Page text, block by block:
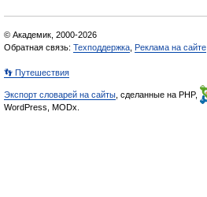
© Академик, 2000-2026
Обратная связь: Техподдержка Реклама на сайте
👣 Путешествия
Экспорт словарей на сайты , сделанные на PHP,
WordPress, MODx.